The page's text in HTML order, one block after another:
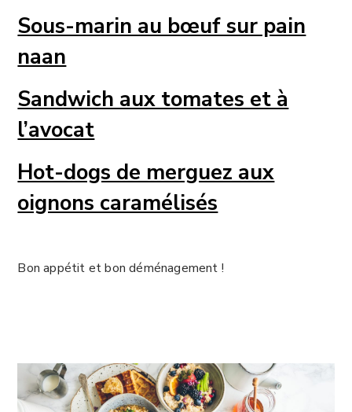
Sous-marin au bœuf sur pain
naan
Sandwich aux tomates et à
l’avocat
Hot-dogs de merguez aux
oignons caramélisés
Bon appétit et bon déménagement !